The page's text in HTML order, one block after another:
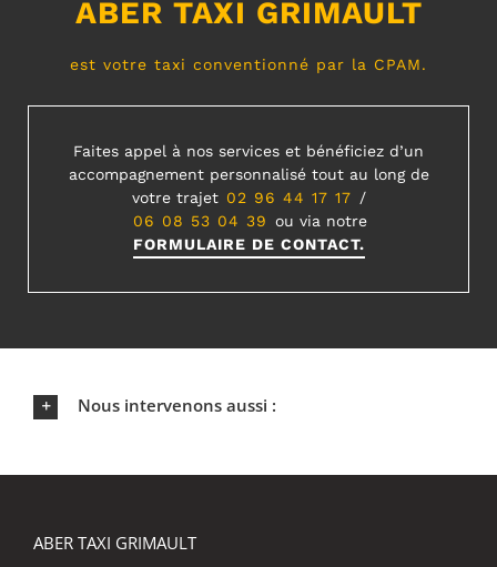
ABER TAXI GRIMAULT
est votre taxi conventionné par la CPAM.
Faites appel à nos services et bénéficiez d’un
accompagnement personnalisé tout au long de
votre trajet 02 96 44 17 17 /
06 08 53 04 39 ou via notre
FORMULAIRE DE CONTACT.
Nous intervenons aussi :
ABER TAXI GRIMAULT